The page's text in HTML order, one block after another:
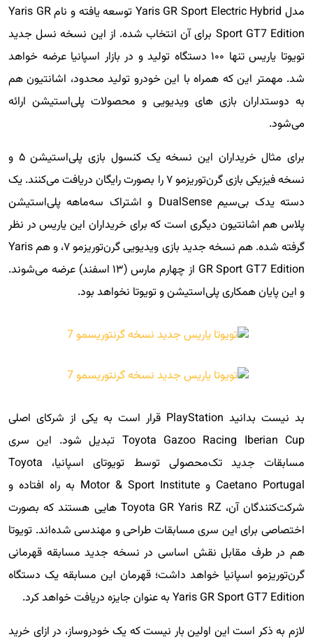
مدل Yaris GR Sport Electric Hybrid توسعه یافته و نام Yaris GR
Sport GT7 Edition برای آن انتخاب شده. از این نسخه نسل جدید
تویوتا یاریس تنها ۱۰۰ دستگاه تولید و در بازار اسپانیا عرضه خواهد
شد. مهمتر این که همراه با این خودرو تولید محدود، اشانتیون هم
به دوستداران بازی های ویدیویی و محصولات پلی‌استیشن ارائه
می‌شود.
برای مثال خریداران این نسخه یک کنسول بازی پلی‌استیشن ۵ و
نسخه فیزیکی بازی گرن‌توریزمو ۷ را بصورت رایگان دریافت می‌کنند. یک
دسته یدک بی‌سیم DualSense و اشتراک سه‌ماهه پلی‌استیشن‌
پلاس هم اشانتیون دیگری است که برای خریداران این یاریس در نظر
گرفته شده. هم نسخه جدید بازی ویدیویی گرن‌توریزمو ۷، و هم Yaris
GR Sport GT7 Edition از چهارم مارس (۱۳ اسفند) عرضه می‌شوند.
و این پایان همکاری پلی‌استیشن و تویوتا نخواهد بود.
بد نیست بدانید PlayStation قرار است به یکی از شرکای اصلی
Toyota Gazoo Racing Iberian Cup تبدیل شود. این سری
مسابقات جدید تک‌محصولی توسط تویوتای اسپانیا، Toyota
Caetano Portugal و Motor & Sport Institute به راه افتاده و
شرکت‌کنندگان آن، Toyota GR Yaris RZ هایی هستند که بصورت
اختصاصی برای این سری مسابقات طراحی و مهندسی شده‌اند. تویوتا
هم در طرف مقابل نقش اساسی در نسخه جدید مسابقه قهرمانی
گرن‌توریزمو اسپانیا خواهد داشت؛ قهرمان این مسابقه یک دستگاه
Yaris GR Sport GT7 Edition به عنوان جایزه دریافت خواهد کرد.
لازم به ذکر است این اولین بار نیست که یک خودروساز، در ازای خرید